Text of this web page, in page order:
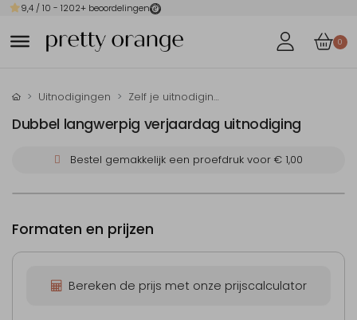
9,4 / 10 - 1202+ beoordelingen
0
Uitnodigingen Zelf je uitnodiging maken
Dubbel langwerpig verjaardag uitnodiging
Bestel gemakkelijk een proefdruk voor € 1,00
Formaten en prijzen
Bereken de prijs met onze prijscalculator